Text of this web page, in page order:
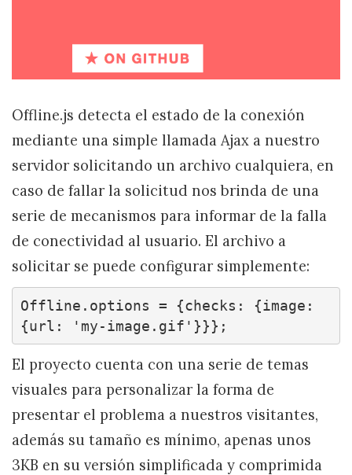
Offline.js detecta el estado de la conexión
mediante una simple llamada Ajax a nuestro
servidor solicitando un archivo cualquiera, en
caso de fallar la solicitud nos brinda de una
serie de mecanismos para informar de la falla
de conectividad al usuario. El archivo a
solicitar se puede configurar simplemente:
Offline.options = {checks: {image:
{url: 'my-image.gif'}}};
El proyecto cuenta con una serie de temas
visuales para personalizar la forma de
presentar el problema a nuestros visitantes,
además su tamaño es mínimo, apenas unos
3KB en su versión simplificada y comprimida